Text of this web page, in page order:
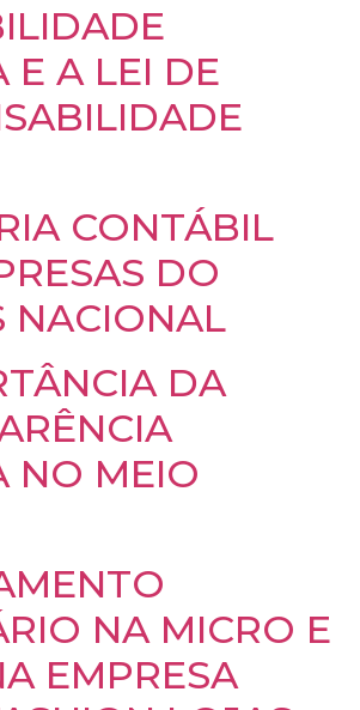
E A LEI DE
CONTÁBIL
DO
NACIONAL
DA
NO MEIO
NA MICRO E
EMPRESA